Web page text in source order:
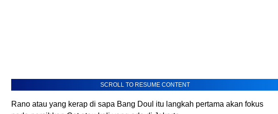
SCROLL TO RESUME CONTENT
Rano atau yang kerap di sapa Bang Doul itu langkah pertama akan fokus